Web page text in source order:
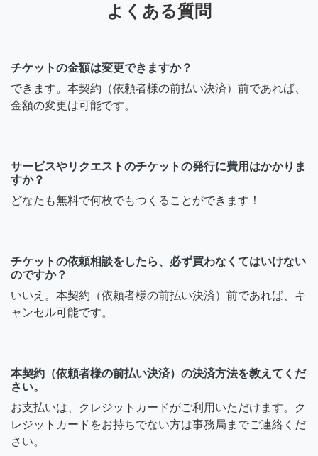
よくある質問
チケットの金額は変更できますか？
できます。本契約（依頼者様の前払い決済）前であれば、
金額の変更は可能です。
サービスやリクエストのチケットの発行に費用はかかりま
すか？
どなたも無料で何枚でもつくることができます！
チケットの依頼相談をしたら、必ず買わなくてはいけない
のですか？
いいえ。本契約（依頼者様の前払い決済）前であれば、キ
ャンセル可能です。
本契約（依頼者様の前払い決済）の決済方法を教えてくだ
さい。
お支払いは、クレジットカードがご利用いただけます。ク
レジットカードをお持ちでない方は事務局までご連絡くだ
さい。